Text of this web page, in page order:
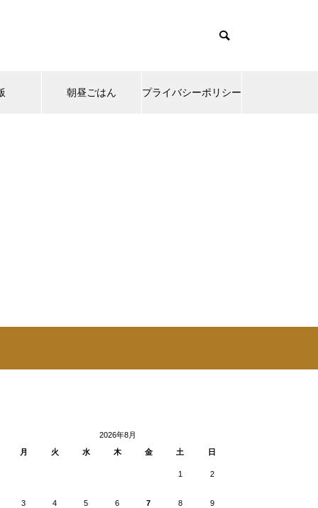
朝昼ごはん プライバシーポリシー
2026年8月
月
火 水 木 金 土 日
1 2
3 4 5 6 7 8 9